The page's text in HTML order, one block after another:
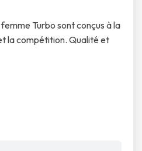
Turbo sont conçus à la
la compétition. Qualité et